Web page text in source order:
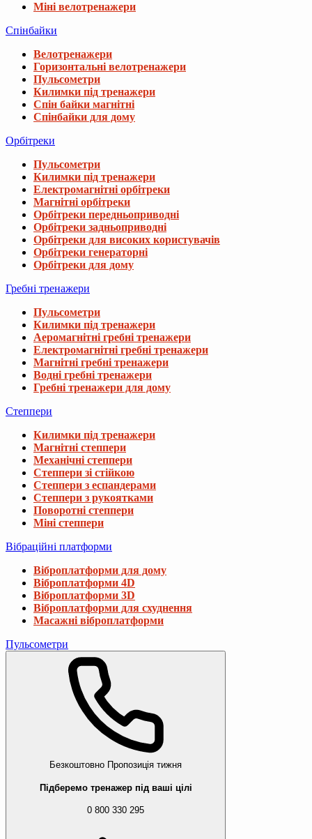
Міні велотренажери
Спінбайки
Велотренажери
Горизонтальні велотренажери
Пульсометри
Килимки під тренажери
Спін байки магнітні
Спінбайки для дому
Орбітреки
Пульсометри
Килимки під тренажери
Електромагнітні орбітреки
Магнітні орбітреки
Орбітреки передньоприводні
Орбітреки задньоприводні
Орбітреки для високих користувачів
Орбітреки генераторні
Орбітреки для дому
Гребні тренажери
Пульсометри
Килимки під тренажери
Аеромагнітні гребні тренажери
Електромагнітні гребні тренажери
Магнітні гребні тренажери
Водні гребні тренажери
Гребні тренажери для дому
Степпери
Килимки під тренажери
Магнітні степпери
Механічні степпери
Степпери зі стійкою
Степпери з еспандерами
Степпери з рукоятками
Поворотні степпери
Міні степпери
Вібраційні платформи
Віброплатформи для дому
Віброплатформи 4D
Віброплатформи 3D
Віброплатформи для схуднення
Масажні віброплатформи
Пульсометри
Безкоштовно Пропозиція тижня
Підберемо тренажер під ваші цілі
0 800 330 295